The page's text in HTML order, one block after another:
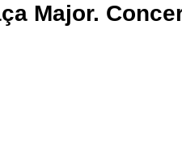
Major.